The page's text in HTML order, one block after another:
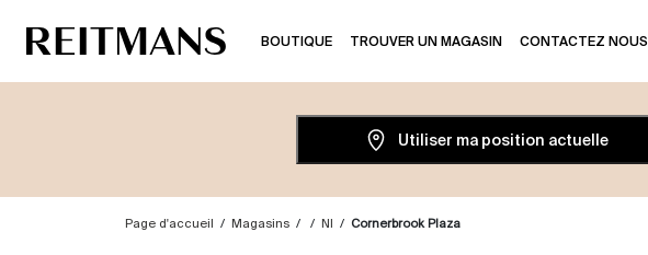
BOUTIQUE TROUVER UN MAGASIN CONTACTEZ NOUS
Utiliser ma position actuelle
Page d'accueil / Magasins / / Nl / Cornerbrook Plaza